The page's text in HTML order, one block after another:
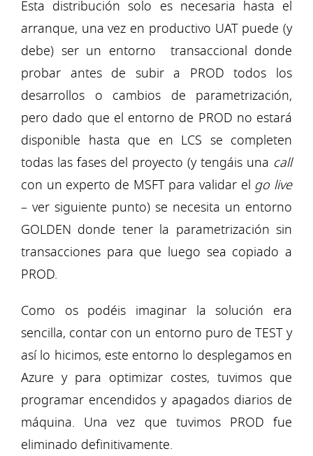
Esta distribución solo es necesaria hasta el
arranque, una vez en productivo UAT puede (y
debe) ser un entorno transaccional donde
probar antes de subir a PROD todos los
desarrollos o cambios de parametrización,
pero dado que el entorno de PROD no estará
disponible hasta que en LCS se completen
todas las fases del proyecto (y tengáis una call
con un experto de MSFT para validar el go live
– ver siguiente punto) se necesita un entorno
GOLDEN donde tener la parametrización sin
transacciones para que luego sea copiado a
PROD.
Como os podéis imaginar la solución era
sencilla, contar con un entorno puro de TEST y
así lo hicimos, este entorno lo desplegamos en
Azure y para optimizar costes, tuvimos que
programar encendidos y apagados diarios de
máquina. Una vez que tuvimos PROD fue
eliminado definitivamente.